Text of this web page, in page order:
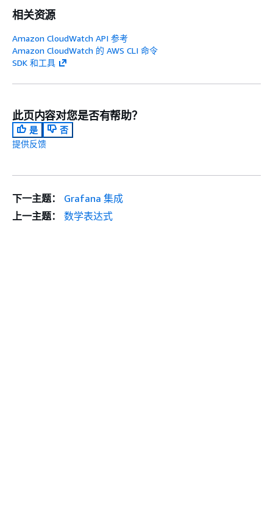
相关资源
Amazon CloudWatch API 参考
Amazon CloudWatch 的 AWS CLI 命令
SDK 和工具
此页内容对您是否有帮助？
是
否
提供反馈
下一主题：
Grafana 集成
上一主题：
数学表达式